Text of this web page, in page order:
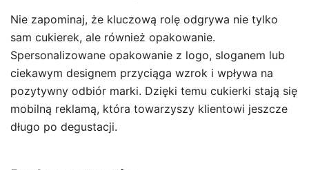
Nie zapominaj, że kluczową rolę odgrywa nie tylko
sam cukierek, ale również opakowanie.
Spersonalizowane opakowanie z logo, sloganem lub
ciekawym designem przyciąga wzrok i wpływa na
pozytywny odbiór marki. Dzięki temu cukierki stają się
mobilną reklamą, która towarzyszy klientowi jeszcze
długo po degustacji.